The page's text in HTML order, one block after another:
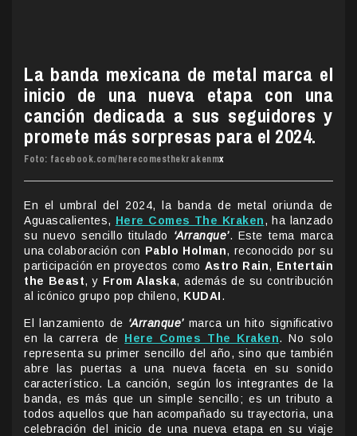
La banda mexicana de metal marca el
inicio de una nueva etapa con una
canción dedicada a sus seguidores y
promete más sorpresas para el 2024.
Foto: facebook.com/herecomesthekrakenmx
En el umbral del 2024, la banda de metal oriunda de
Aguascalientes, Here Comes The Kraken, ha lanzado
su nuevo sencillo titulado ‘Arranque’. Este tema marca
una colaboración con Pablo Holman, reconocido por su
participación en proyectos como Astro Rain, Entertain
the Beast, y From Alaska, además de su contribución
al icónico grupo pop chileno, KUDAI.
El lanzamiento de ‘Arranque’marca un hito significativo
en la carrera de Here Comes The Kraken. No solo
representa su primer sencillo del año, sino que también
abre las puertas a una nueva faceta en su sonido
característico. La canción, según los integrantes de la
banda, es más que un simple sencillo; es un tributo a
todos aquellos que han acompañado su trayectoria, una
celebración del inicio de una nueva etapa en su viaje